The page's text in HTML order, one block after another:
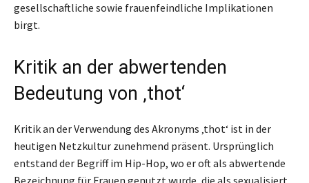
gesellschaftliche sowie frauenfeindliche Implikationen
birgt.
Kritik an der abwertenden
Bedeutung von ‚thot‘
Kritik an der Verwendung des Akronyms ‚thot‘ ist in der
heutigen Netzkultur zunehmend präsent. Ursprünglich
entstand der Begriff im Hip-Hop, wo er oft als abwertende